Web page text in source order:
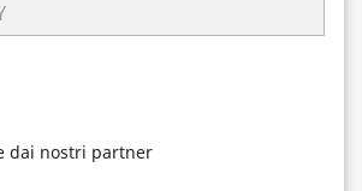
dai nostri partner